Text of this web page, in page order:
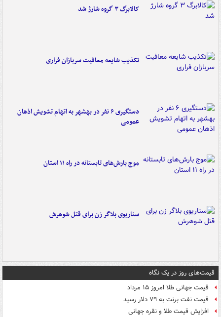
کالابرگ ۳ گروه شارژ شد
تکذیب شایعه معافیت سربازان فراری
دستگیری ۶ نفر در بهشهر به اتهام تشویش اذهان
عمومی
موج بارش‌های تابستانه در راه ۱۱ استان
سناریوی بلاگر زن برای قتل شوهرش
قیمت‌های روز در یک نگاه
قیمت جهانی طلا امروز ۱۵ مرداد
قیمت نفت برنت به ۷۹ دلار رسید
افزایش قیمت طلا و نقره جهانی